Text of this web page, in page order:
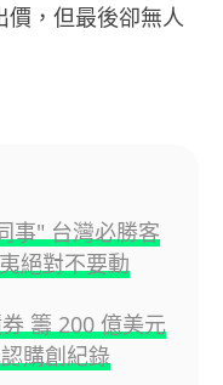
，但最後卻無人
事" 台灣必勝客
絕對不要動
籌 200 億美元
購創紀錄